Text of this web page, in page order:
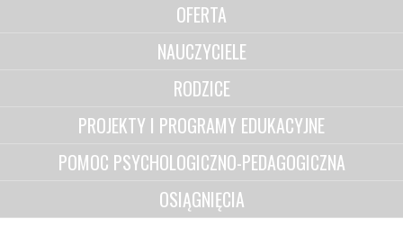
OFERTA
NAUCZYCIELE
RODZICE
PROJEKTY I PROGRAMY EDUKACYJNE
POMOC PSYCHOLOGICZNO-PEDAGOGICZNA
OSIĄGNIĘCIA